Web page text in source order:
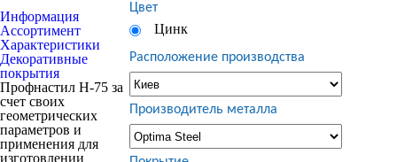
Цвет
Цинк
Расположение производства
Производитель металла
Информация
Ассортимент
Характеристики
Декоративные
покрытия
Профнастил Н-75 за
счет своих
геометрических
параметров и
применения для
изготовлении